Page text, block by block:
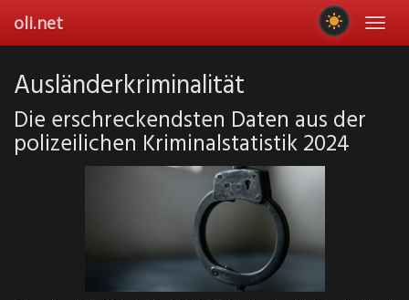
main
oli.net
Ausländerkriminalität
Die erschreckendsten Daten aus der
polizeilichen Kriminalstatistik 2024